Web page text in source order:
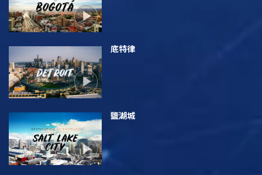
底特律
鹽湖城